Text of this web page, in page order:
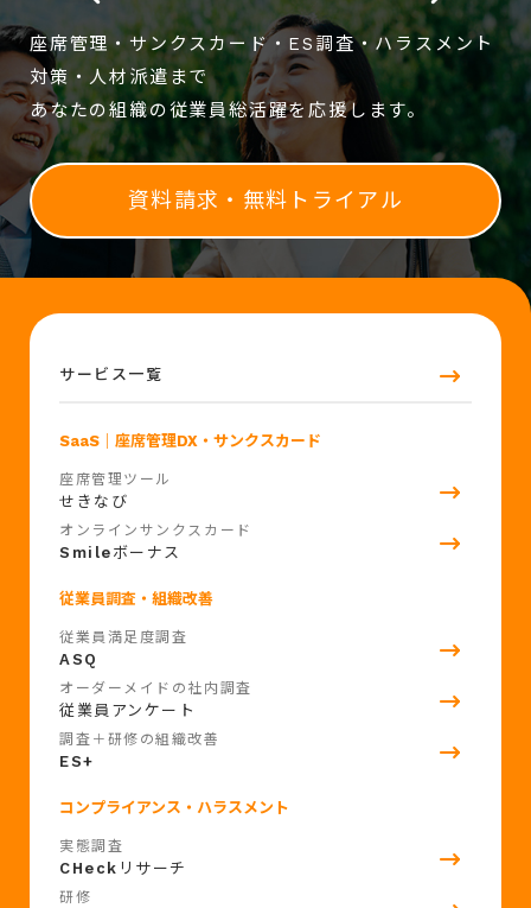
座席管理・サンクスカード・ES調査・ハラスメント
対策・人材派遣まで
あなたの組織の従業員総活躍を応援します。
資料請求・無料トライアル
サービス一覧
SaaS ｜座席管理DX・サンクスカード
座席管理ツール
せきなび
オンラインサンクスカード
Smile ボーナス
従業員調査・組織改善
従業員満足度調査
ASQ
オーダーメイドの社内調査
従業員アンケート
調査＋研修の組織改善
ES+
コンプライアンス・ハラスメント
実態調査
CHeck リサーチ
研修